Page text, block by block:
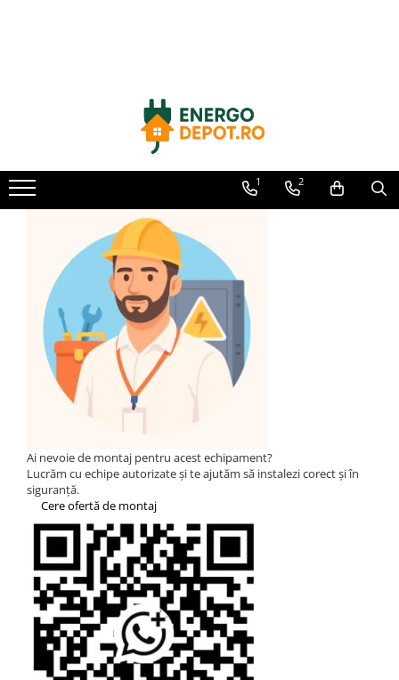
Longi Solar
Optimizatoare panouri
Invertoare
Microinvertoare
Fronius
Accesorii Fronius
Invertoare Hibride Fronius
Invertoare On-Grid Fronius
Statii de reincarcare Fronius
HUAWEI
SMA
Solis
Solplanet
Sungrow
Invertoare Hibrid Sungrow
Invertoare on-grid Sungrow
Statii de reincarcare Sungrow
Victron Energy
1 2
Ai nevoie de montaj pentru acest echipament?
Lucrăm cu echipe autorizate și te ajutăm să instalezi corect și în
siguranță.
Cere ofertă de montaj